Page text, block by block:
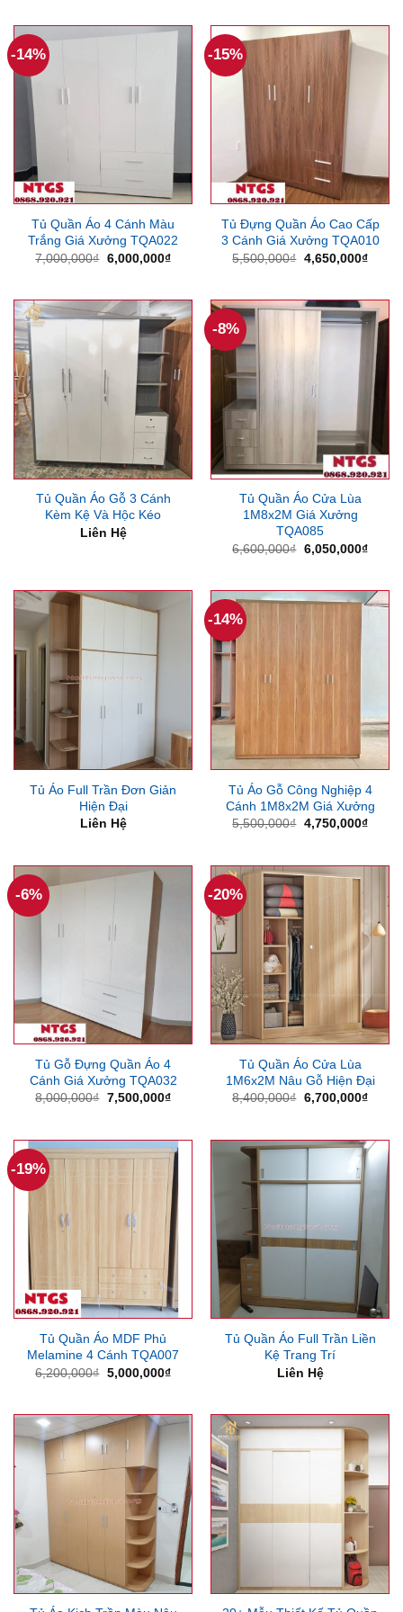
3,570,000₫.
-14%
Tủ Quần Áo 4 Cánh Màu
Trắng Giá Xưởng TQA022
7,000,000₫ Giá
gốc
6,000,000₫Giá
6,000,000₫.
-15%
Tủ Đựng Quần Áo Cao Cấp
3 Cánh Giá Xưởng TQA010
5,500,000₫ Giá
gốc
4,650,000₫Giá
Tủ Quần Áo Gỗ 3 Cánh
Kèm Kệ Và Hộc Kéo
Liên Hệ
-8%
Tủ Quần Áo Cửa Lùa
1M8x2M Giá Xưởng
TQA085
6,600,000₫ Giá
6,050,000₫Giá
Tủ Áo Full Trần Đơn Giản
Hiện Đại
Liên Hệ
-14%
Tủ Áo Gỗ Công Nghiệp 4
Cánh 1M8x2M Giá Xưởng
5,500,000₫ Giá
4,750,000₫Giá
-6%
Tủ Gỗ Đựng Quần Áo 4
Cánh Giá Xưởng TQA032
8,000,000₫ Giá
7,500,000₫Giá
7,500,000₫.
-20%
Tủ Quần Áo Cửa Lùa
1M6x2M Nâu Gỗ Hiện Đại
8,400,000₫ Giá
6,700,000₫Giá
-19%
Tủ Quần Áo MDF Phủ
Melamine 4 Cánh TQA007
6,200,000₫ Giá
gốc
5,000,000₫Giá
5,000,000₫.
Tủ Quần Áo Full Trần Liền
Kệ Trang Trí
Liên Hệ